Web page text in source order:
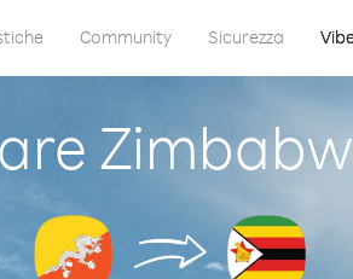
Community Sicurezza